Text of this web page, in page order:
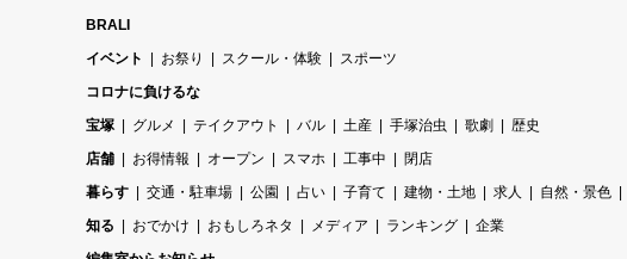
BRALI
イベント
お祭り スクール・体験
スポーツ
コロナに負けるな
宝塚
グルメ テイクアウト バル 土産 手塚治虫 歌劇
歴史
店舗
お得情報 オープン スマホ 工事中
閉店
暮らす
交通・駐車場 公園 占い 子育て 建物・土地 求人 自然・景色
知る
おでかけ おもしろネタ メディア ランキング
企業